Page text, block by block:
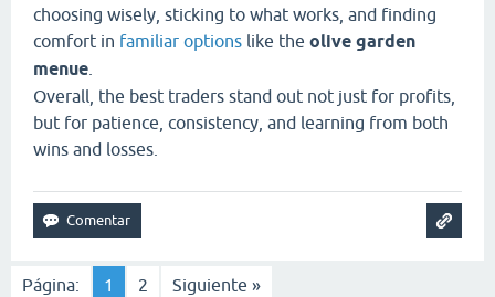
choosing wisely, sticking to what works, and finding
comfort in familiar options like the olive garden
menue
Overall, the best traders stand out not just for profits,
but for patience, consistency, and learning from both
wins and losses.
Página: 1 2 Siguiente »